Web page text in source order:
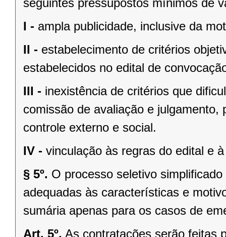
seguintes pressupostos mínimos de
I - ampla publicidade, inclusive da
II - estabelecimento de critérios
estabelecidos no edital de
III - inexistência de critérios que
comissão de avaliação e
controle externo e social.
IV - vinculação às regras do edital e
§ 5º. O processo seletivo
adequadas às características e
sumária apenas para os casos de
Art. 5º. As contratações serão feitas